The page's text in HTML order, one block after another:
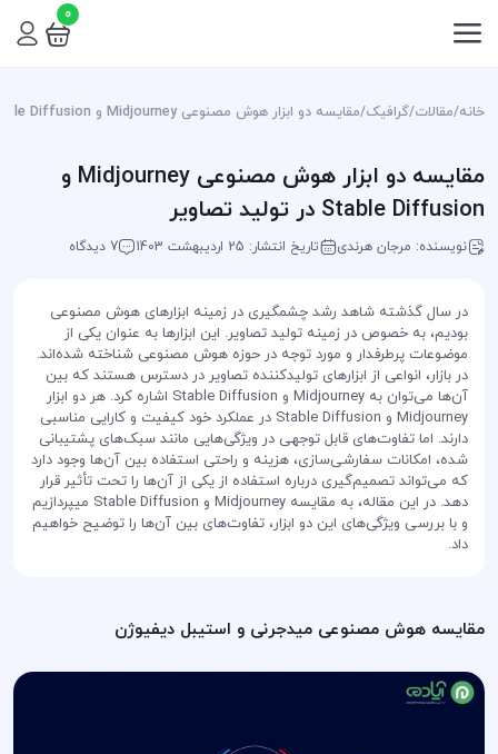
0
خانه/مقالات/گرافیک/مقایسه دو ابزار هوش مصنوعی Midjourney و Stable Diffusion در تولید تصاویر
مقایسه دو ابزار هوش مصنوعی Midjourney و
Stable Diffusion در تولید تصاویر
نویسنده: مرجان هرندی تاریخ انتشار: 25 اردیبهشت 1403 7 دیدگاه
در سال گذشته شاهد رشد چشمگیری در زمینه ابزارهای هوش مصنوعی
بودیم، به خصوص در زمینه تولید تصاویر. این ابزارها به عنوان یکی از
موضوعات پرطرفدار و مورد توجه در حوزه هوش مصنوعی شناخته شده‌اند.
در بازار، انواعی از ابزارهای تولیدکننده تصاویر در دسترس هستند که بین
آن‌ها می‌توان به Midjourney و Stable Diffusion اشاره کرد. هر دو ابزار
Midjourney و Stable Diffusion در عملکرد خود کیفیت و کارایی مناسبی
دارند. اما تفاوت‌های قابل توجهی در ویژگی‌هایی مانند سبک‌های پشتیبانی
شده، امکانات سفارشی‌سازی، هزینه و راحتی استفاده بین آن‌ها وجود دارد
که می‌تواند تصمیم‌گیری درباره استفاده از یکی از آن‌ها را تحت تأثیر قرار
دهد. در این مقاله، به مقایسه Midjourney و Stable Diffusion میپردازیم
و با بررسی ویژگی‌های این دو ابزار، تفاوت‌های بین آن‌ها را توضیح خواهیم
داد.
مقایسه هوش مصنوعی میدجرنی و استیبل دیفیوژن